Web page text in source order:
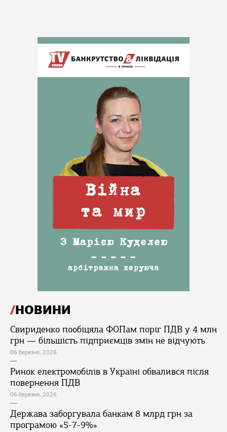
НОВИНИ
Свириденко пообіцяла ФОПам поріг ПДВ у 4 млн
грн — більшість підприємців змін не відчують
06 березня, 2026
Ринок електромобілів в Україні обвалився після
повернення ПДВ
06 березня, 2026
Держава заборгувала банкам 8 млрд грн за
програмою «5-7-9%»